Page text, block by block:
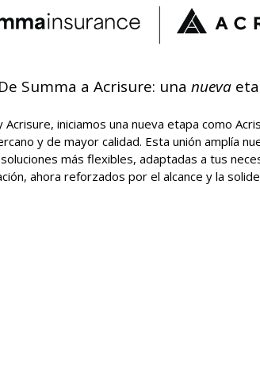
De Summa a Acrisure: una nueva
Acrisure, iniciamos una nueva etapa como
y de mayor calidad. Esta unión amplía
más flexibles, adaptadas a tus
ahora reforzados por el alcance y la